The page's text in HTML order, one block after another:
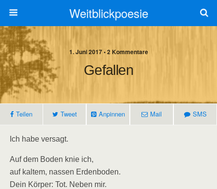
Weitblickpoesie
1. Juni 2017 • 2 Kommentare
Gefallen
Teilen Tweet Anpinnen Mail SMS
Ich habe versagt.
Auf dem Boden knie ich,
auf kaltem, nassen Erdenboden.
Dein Körper: Tot. Neben mir.